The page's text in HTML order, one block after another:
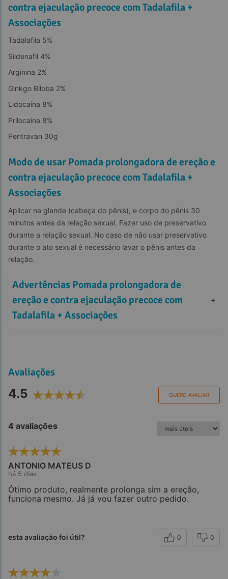
contra ejaculação precoce com Tadalafila +
Associações
Tadalafila 5%
Sildenafil 4%
Arginina 2%
Ginkgo Biloba 2%
Lidocaína 8%
Prilocaína 8%
Pentravan 30g
Modo de usar Pomada prolongadora de ereção e
contra ejaculação precoce com Tadalafila +
Associações
Aplicar na glande (cabeça do pênis), e corpo do pênis 30
minutos antes da relação sexual. Fazer uso de preservativo
durante a relação sexual. No caso de não usar preservativo
durante o ato sexual é necessário lavar o pênis antes da
relação.
Advertências Pomada prolongadora de
ereção e contra ejaculação precoce com
Tadalafila + Associações
+
Avaliações
4.5 QUERO AVALIAR
4 avaliações
ANTONIO MATEUS D
há 5 dias
Ótimo produto, realmente prolonga sim a ereção,
funciona mesmo. Já já vou fazer outro pedido.
esta avaliação foi útil? 0 0